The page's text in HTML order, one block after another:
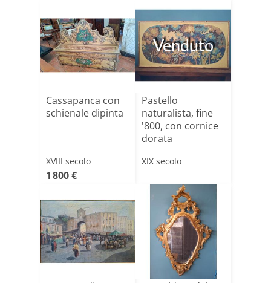
Cassapanca con
schienale dipinta
XVIII secolo
1 800 €
Venduto
Pastello
naturalista, fine
'800, con cornice
dorata
XIX secolo